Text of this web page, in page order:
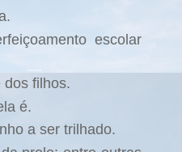
escolar
dos filhos.
é.
a ser trilhado.